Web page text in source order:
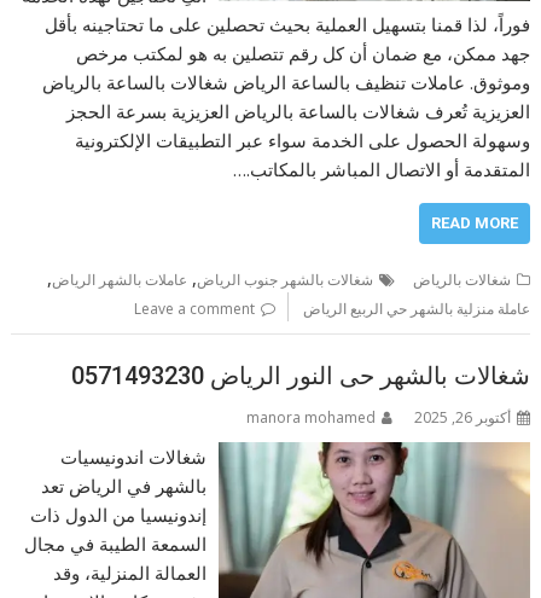
فوراً، لذا قمنا بتسهيل العملية بحيث تحصلين على ما تحتاجينه بأقل
جهد ممكن، مع ضمان أن كل رقم تتصلين به هو لمكتب مرخص
وموثوق. عاملات تنظيف بالساعة الرياض شغالات بالساعة بالرياض
العزيزية تُعرف شغالات بالساعة بالرياض العزيزية بسرعة الحجز
وسهولة الحصول على الخدمة سواء عبر التطبيقات الإلكترونية
المتقدمة أو الاتصال المباشر بالمكاتب.…
READ MORE
شغالات بالرياض شغالات بالشهر جنوب الرياض, عاملات بالشهر الرياض,
عاملة منزلية بالشهر حي الربيع الرياض Leave a comment
شغالات بالشهر حى النور الرياض 0571493230
أكتوبر 26, 2025 manora mohamed
شغالات اندونيسيات
بالشهر في الرياض تعد
إندونيسيا من الدول ذات
السمعة الطيبة في مجال
العمالة المنزلية، وقد